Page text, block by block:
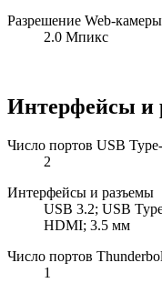
Разрешение Web-камеры
2.0 Мпикс
Интерфейсы и
Число портов USB
2
Интерфейсы и разъемы
USB 3.2; USB
HDMI; 3.5 мм
Число портов
1